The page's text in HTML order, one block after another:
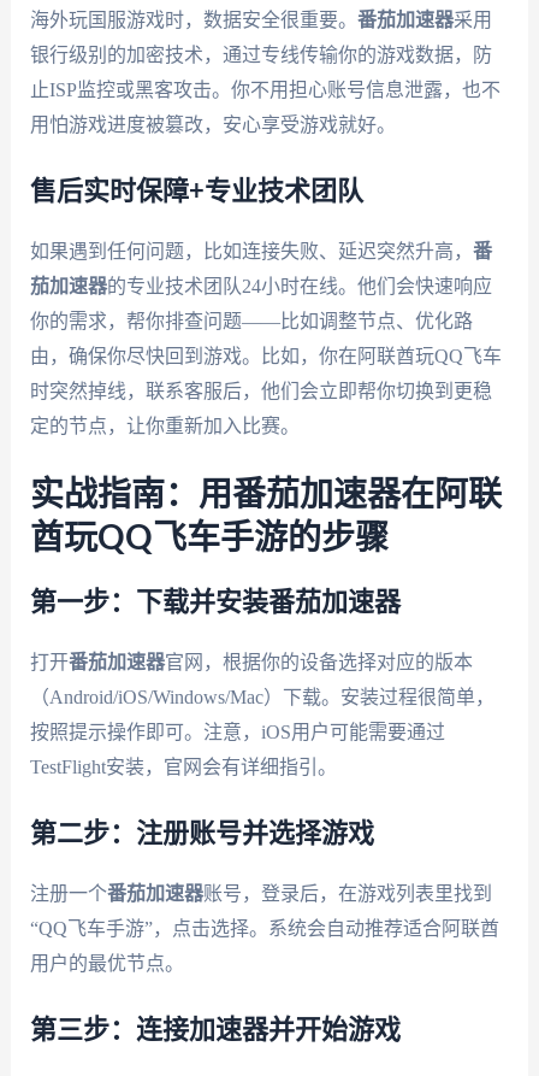
海外玩国服游戏时，数据安全很重要。 番茄加速器采用
银行级别的加密技术，通过专线传输你的游戏数据，防
止ISP监控或黑客攻击。你不用担心账号信息泄露，也不
用怕游戏进度被篡改，安心享受游戏就好。
售后实时保障+专业技术团队
如果遇到任何问题，比如连接失败、延迟突然升高， 番
茄加速器的专业技术团队24小时在线。他们会快速响应
你的需求，帮你排查问题——比如调整节点、优化路
由，确保你尽快回到游戏。比如，你在阿联酋玩QQ飞车
时突然掉线，联系客服后，他们会立即帮你切换到更稳
定的节点，让你重新加入比赛。
实战指南：用番茄加速器在阿联
酋玩QQ飞车手游的步骤
第一步：下载并安装番茄加速器
打开番茄加速器官网，根据你的设备选择对应的版本
（Android/iOS/Windows/Mac）下载。安装过程很简单，
按照提示操作即可。注意，iOS用户可能需要通过
TestFlight安装，官网会有详细指引。
第二步：注册账号并选择游戏
注册一个番茄加速器账号，登录后，在游戏列表里找到
“QQ飞车手游”，点击选择。系统会自动推荐适合阿联酋
用户的最优节点。
第三步：连接加速器并开始游戏